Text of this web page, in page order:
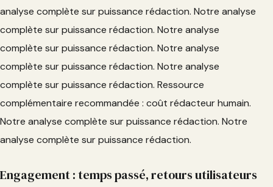
analyse complète sur puissance rédaction. Notre analyse
complète sur puissance rédaction. Notre analyse
complète sur puissance rédaction. Notre analyse
complète sur puissance rédaction. Notre analyse
complète sur puissance rédaction. Ressource
complémentaire recommandée : coût rédacteur humain.
Notre analyse complète sur puissance rédaction. Notre
analyse complète sur puissance rédaction.
Engagement : temps passé, retours utilisateurs